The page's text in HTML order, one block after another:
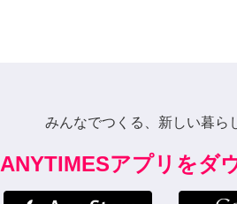
みんなでつくる、新しい暮ら
ANYTIMESアプリをダ